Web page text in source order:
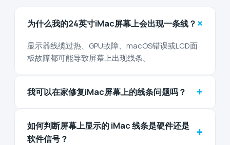
为什么我的24英寸iMac屏幕上会出现一条线？+
显示器线缆过热、GPU故障、macOS错误或LCD面
板故障都可能导致屏幕上出现线条。
我可以在家修复iMac屏幕上的线条问题吗？ +
如何判断屏幕上显示的 iMac 线条是硬件还是
软件信号？
+